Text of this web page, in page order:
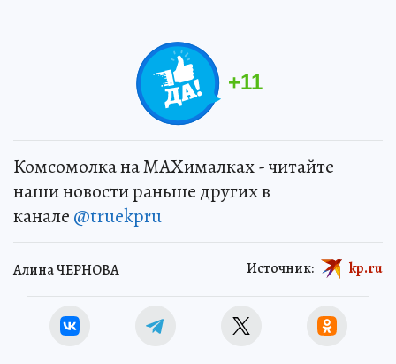
+11
Комсомолка на MAXималках - читайте
наши новости раньше других в
канале @truekpru
Алина ЧЕРНОВА Источник: kp.ru